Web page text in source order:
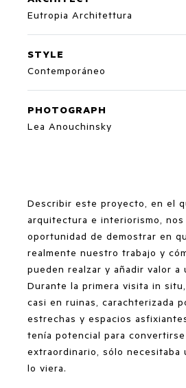
Eutropia Architettura
STYLE
Contemporáneo
PHOTOGRAPH
Lea Anouchinsky
Describir este proyecto, en el
arquitectura e interiorismo, nos
oportunidad de demostrar en
realmente nuestro trabajo y
pueden realzar y añadir valor a
Durante la primera visita in
casi en ruinas, carachterizada
estrechas y espacios
tenía potencial para
extraordinario, sólo necesitaba
lo viera.